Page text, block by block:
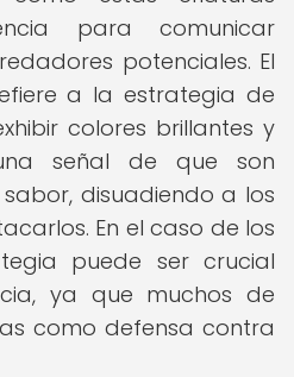
para comunicar
potenciales. El
a la estrategia de
colores brillantes y
señal de que son
disuadiendo a los
En el caso de los
puede ser crucial
ya que muchos de
como defensa contra